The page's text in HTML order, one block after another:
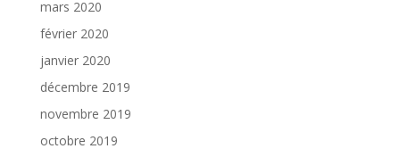
mars 2020
février 2020
janvier 2020
décembre 2019
novembre 2019
octobre 2019